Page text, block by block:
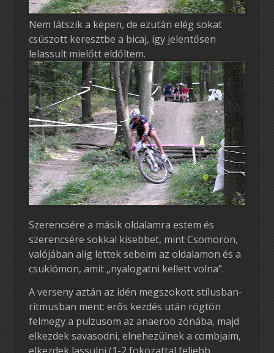
Nem látszik a képen, de ezután elég sokat
csúszott keresztbe a bicaj, így jelentősen
lelassult mielőtt eldőltem.
Szerencsére a másik oldalamra estem és
szerencsére sokkal kisebbet, mint Csömörön,
valójában alig lettek sebeim az oldalamon és a
csuklómon, amit „nyalogatni kellett volna”.
A verseny aztán az idén megszokott stílusban-
ritmusban ment: erős kezdés után rögtön
felmegy a pulzusom az anaerob zónába, majd
elkezdek savasodni, elnehezülnek a combjaim,